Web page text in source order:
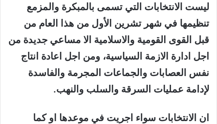
ليست الانتخابات التي تسمى بالمبكرة والمزمع
تنظيمها في شهر تشرين الأول من هذا العام من
قبل القوى القومية والاسلامية الا مساعي جديدة من
اجل ادارة الازمة السياسية، ومن اجل اعادة انتاج
نفس العصابات والجماعات المجرمة والفاسدة
لإدامة عمليات السرقة والسلب والنهب.
ان الانتخابات سواء اجريت في موعدها او كما